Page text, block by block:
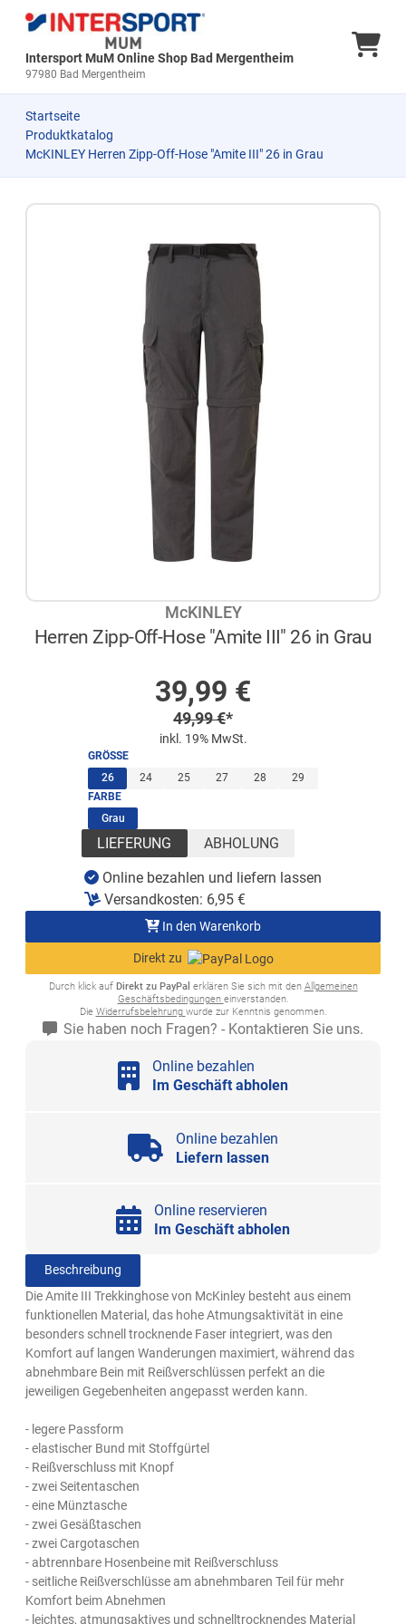
Intersport MuM Online Shop Bad Mergentheim
97980 Bad Mergentheim
Startseite
Produktkatalog
McKINLEY Herren Zipp-Off-Hose "Amite III" 26 in Grau
McKINLEY
Herren Zipp-Off-Hose "Amite III" 26 in Grau
Sonderpreis
39,99 €
Regulärer Preis
49,99€*
inkl. 19% MwSt.
GRÖSSE
26(ausgewählt)
24 25 27 28
29
FARBE
Grau(ausgewählt)
LIEFERUNG ABHOLUNG
Online bezahlen und liefern lassen
Versandkosten: 6,95 €
In den Warenkorb
Direkt zu
Durch klick auf Direkt zu PayPal erklären Sie sich mit den Allgemeinen
Geschäftsbedingungen einverstanden.
Die Widerrufsbelehrung wurde zur Kenntnis genommen.
Sie haben noch Fragen? - Kontaktieren Sie uns.
Online bezahlen
Im Geschäft abholen
Online bezahlen
Liefern lassen
Online reservieren
Im Geschäft abholen
Beschreibung
Die Amite III Trekkinghose von McKinley besteht aus einem
funktionellen Material, das hohe Atmungsaktivität in eine
besonders schnell trocknende Faser integriert, was den
Komfort auf langen Wanderungen maximiert, während das
abnehmbare Bein mit Reißverschlüssen perfekt an die
jeweiligen Gegebenheiten angepasst werden kann.
- legere Passform
- elastischer Bund mit Stoffgürtel
- Reißverschluss mit Knopf
- zwei Seitentaschen
- eine Münztasche
- zwei Gesäßtaschen
- zwei Cargotaschen
- abtrennbare Hosenbeine mit Reißverschluss
- seitliche Reißverschlüsse am abnehmbaren Teil für mehr
Komfort beim Abnehmen
- leichtes, atmungsaktives und schnelltrocknendes Material